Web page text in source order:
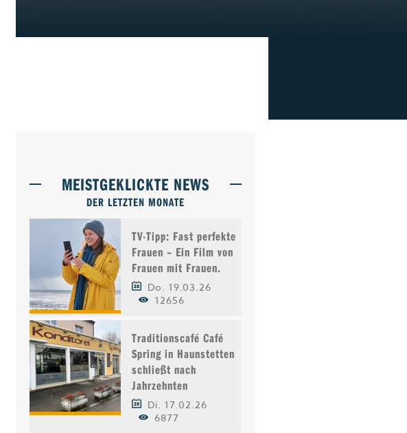
MEISTGEKLICKTE NEWS
DER LETZTEN MONATE
TV-Tipp: Fast perfekte
Frauen – Ein Film von
Frauen mit Frauen.
Do. 19.03.26
12656
Traditionscafé Café
Spring in Haunstetten
schließt nach
Jahrzehnten
Di. 17.02.26
6877